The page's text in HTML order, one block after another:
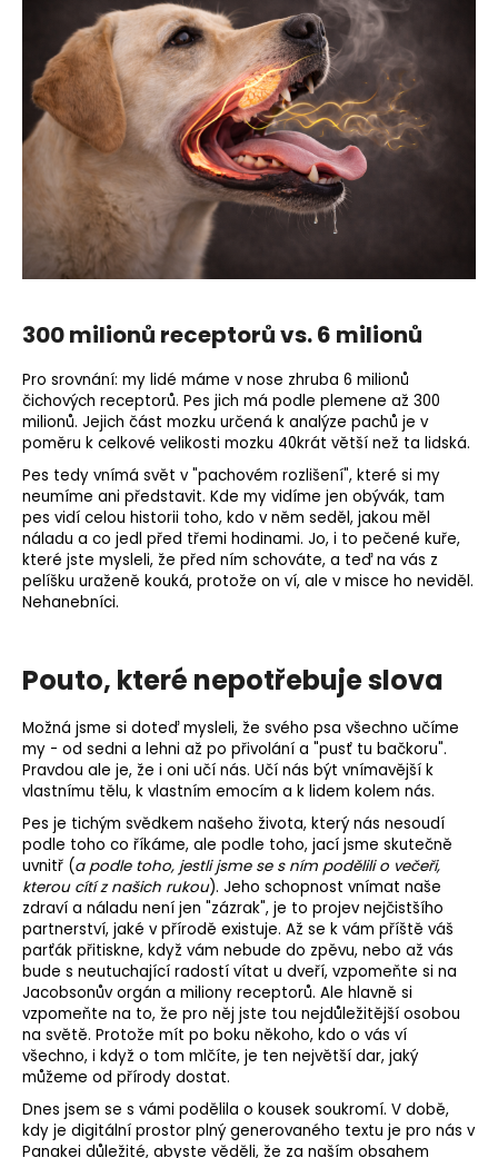
300 milionů receptorů vs. 6 milionů
Pro srovnání: my lidé máme v nose zhruba 6 milionů
čichových receptorů. Pes jich má podle plemene až 300
milionů. Jejich část mozku určená k analýze pachů je v
poměru k celkové velikosti mozku 40krát větší než ta lidská.
Pes tedy vnímá svět v "pachovém rozlišení", které si my
neumíme ani představit. Kde my vidíme jen obývák, tam
pes vidí celou historii toho, kdo v něm seděl, jakou měl
náladu a co jedl před třemi hodinami. Jo, i to pečené kuře,
které jste mysleli, že před ním schováte, a teď na vás z
pelíšku uraženě kouká, protože on ví, ale v misce ho neviděl.
Nehanebníci.
Pouto, které nepotřebuje slova
Možná jsme si doteď mysleli, že svého psa všechno učíme
my - od sedni a lehni až po přivolání a "pusť tu bačkoru".
Pravdou ale je, že i oni učí nás. Učí nás být vnímavější k
vlastnímu tělu, k vlastním emocím a k lidem kolem nás.
Pes je tichým svědkem našeho života, který nás nesoudí
podle toho co říkáme, ale podle toho, jací jsme skutečně
uvnitř (a podle toho, jestli jsme se s ním podělili o večeři,
kterou cítí z našich rukou). Jeho schopnost vnímat naše
zdraví a náladu není jen "zázrak", je to projev nejčistšího
partnerství, jaké v přírodě existuje. Až se k vám příště váš
parťák přitiskne, když vám nebude do zpěvu, nebo až vás
bude s neutuchající radostí vítat u dveří, vzpomeňte si na
Jacobsonův orgán a miliony receptorů. Ale hlavně si
vzpomeňte na to, že pro něj jste tou nejdůležitější osobou
na světě. Protože mít po boku někoho, kdo o vás ví
všechno, i když o tom mlčíte, je ten největší dar, jaký
můžeme od přírody dostat.
Dnes jsem se s vámi podělila o kousek soukromí. V době,
kdy je digitální prostor plný generovaného textu je pro nás v
Panakei důležité, abyste věděli, že za naším obsahem